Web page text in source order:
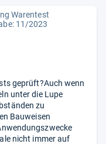
Warentest
11/2023
geprüft?Auch wenn
unter die Lupe
zu
Bauweisen
nicht immer auf